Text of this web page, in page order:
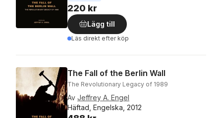
220 kr
Lägg till
Läs direkt efter köp
The Fall of the Berlin Wall
The Revolutionary Legacy of 1989
Av Jeffrey A. Engel
Häftad, Engelska, 2012